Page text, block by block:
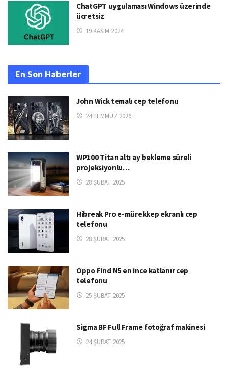
ChatGPT uygulaması Windows üzerinde
ücretsiz
19 KASIM 2024
En Son Haberler
John Wick temalı cep telefonu
24 TEMMUZ 2026
WP100 Titan altı ay bekleme süreli
projeksiyonlu…
28 ŞUBAT 2025
Hibreak Pro e-mürekkep ekranlı cep
telefonu
28 ŞUBAT 2025
Oppo Find N5 en ince katlanır cep
telefonu
25 ŞUBAT 2025
Sigma BF Full Frame fotoğraf makinesi
24 ŞUBAT 2025